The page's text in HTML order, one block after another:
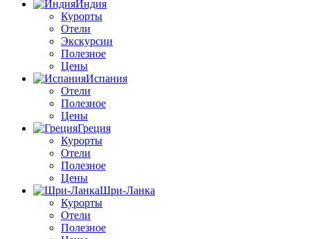
Индия
Курорты
Отели
Экскурсии
Полезное
Цены
Испания
Отели
Полезное
Цены
Греция
Курорты
Отели
Полезное
Цены
Шри-Ланка
Курорты
Отели
Полезное